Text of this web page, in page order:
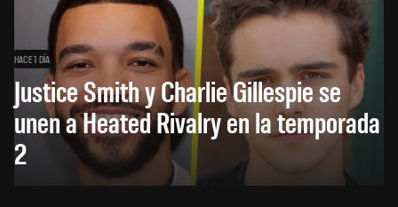
HACE 1 DÍA
Justice Smith y Charlie Gillespie se
unen a Heated Rivalry en la temporada
2